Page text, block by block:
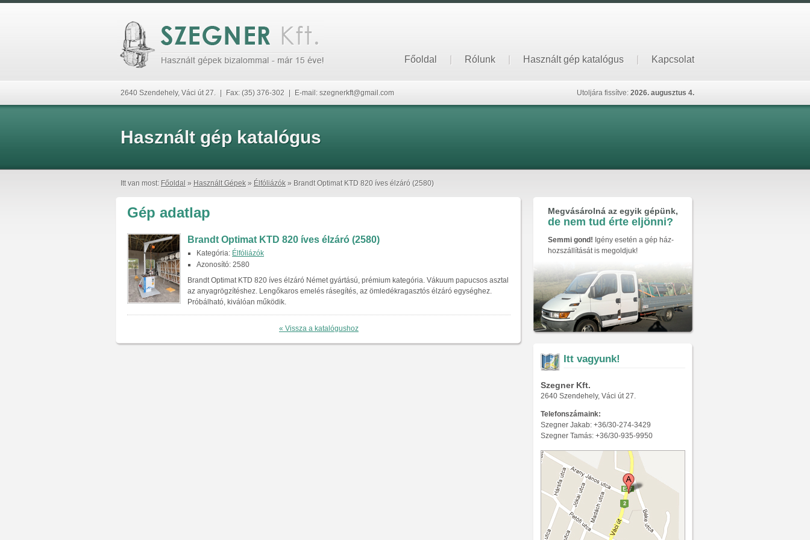
Főoldal Rólunk Használt gép katalógus Kapcsolat
2640 Szendehely, Váci út 27. Fax: (35) 376-302 E-mail: szegnerkft@gmail.com Utoljára fissítve: 2026. augusztus 4.
Használt gép katalógus
Itt van most: Főoldal » Használt Gépek » Élfóliázók » Brandt Optimat KTD 820 íves élzáró (2580)
Gép adatlap
Brandt Optimat KTD 820 íves élzáró (2580)
Kategória: Élfóliázók
Azonosító: 2580
Brandt Optimat KTD 820 íves élzáró Német gyártású, prémium kategória. Vákuum papucsos asztal
az anyagrögzítéshez. Lengőkaros emelés rásegítés, az ömledékragasztós élzáró egységhez.
Próbálható, kiválóan működik.
« Vissza a katalógushoz
Megvásárolná az egyik gépünk,
de nem tud érte eljönni?
Semmi gond! Igény esetén a gép ház-
hozszállítását is megoldjuk!
Itt vagyunk!
Szegner Kft.
2640 Szendehely, Váci út 27.
Telefonszámaink:
Szegner Jakab: +36/30-274-3429
Szegner Tamás: +36/30-935-9950